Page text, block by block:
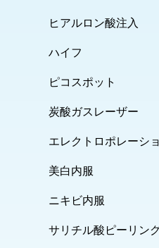
ヒアルロン酸注入
ハイフ
ピコスポット
炭酸ガスレーザー
エレクトロポレーシ
美白内服
ニキビ内服
サリチル酸ピーリン